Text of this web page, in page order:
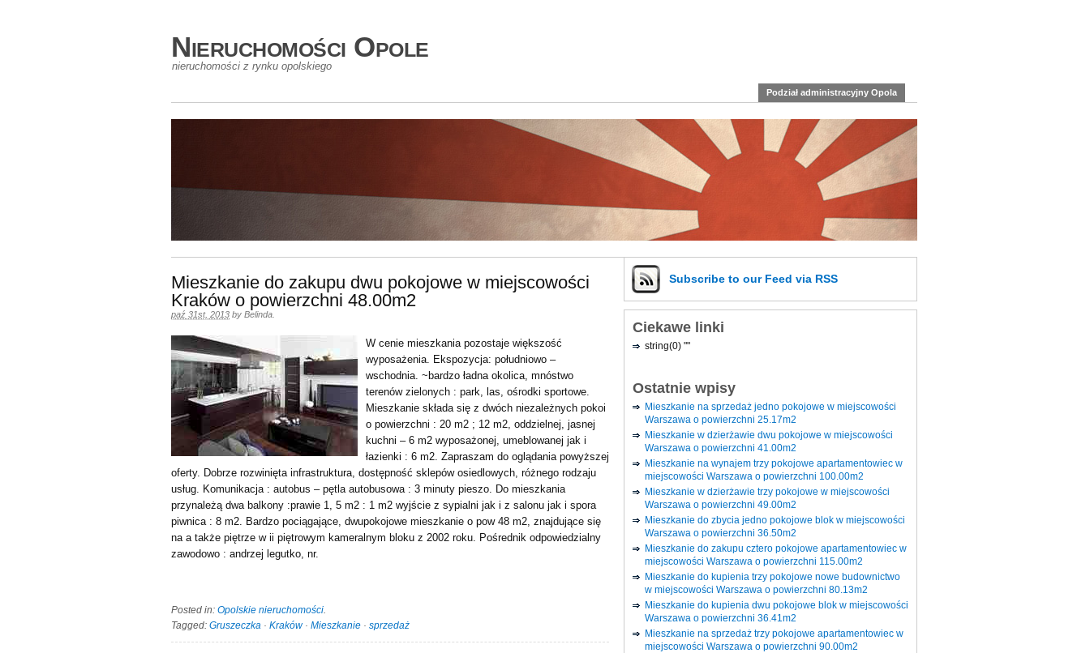
Nieruchomości Opole
nieruchomości z rynku opolskiego
Podział administracyjny Opola
Mieszkanie do zakupu dwu pokojowe w miejscowości
Kraków o powierzchni 48.00m2
paź 31st, 2013 by Belinda
W cenie mieszkania pozostaje większość
wyposażenia. Ekspozycja: południowo –
wschodnia. ~bardzo ładna okolica, mnóstwo
terenów zielonych : park, las, ośrodki sportowe.
Mieszkanie składa się z dwóch niezależnych pokoi
o powierzchni : 20 m2 ; 12 m2, oddzielnej, jasnej
kuchni – 6 m2 wyposażonej, umeblowanej jak i
łazienki : 6 m2. Zapraszam do oglądania powyższej
oferty. Dobrze rozwinięta infrastruktura, dostępność sklepów osiedlowych, różnego rodzaju
usług. Komunikacja : autobus – pętla autobusowa : 3 minuty pieszo. Do mieszkania
przynależą dwa balkony :prawie 1, 5 m2 : 1 m2 wyjście z sypialni jak i z salonu jak i spora
piwnica : 8 m2. Bardzo pociągające, dwupokojowe mieszkanie o pow 48 m2, znajdujące się
na a także piętrze w ii piętrowym kameralnym bloku z 2002 roku. Pośrednik odpowiedzialny
zawodowo : andrzej legutko, nr.
Posted in: Opolskie nieruchomości.
Tagged: Gruszeczka · Kraków· Mieszkanie · sprzedaż
Subscribe to our Feed via RSS
Ciekawe linki
string(0) ""
Ostatnie wpisy
Mieszkanie na sprzedaż jedno pokojowe w miejscowości
Warszawa o powierzchni 25.17m2
Mieszkanie w dzierżawie dwu pokojowe w miejscowości
Warszawa o powierzchni 41.00m2
Mieszkanie na wynajem trzy pokojowe apartamentowiec w
miejscowości Warszawa o powierzchni 100.00m2
Mieszkanie w dzierżawie trzy pokojowe w miejscowości
Warszawa o powierzchni 49.00m2
Mieszkanie do zbycia jedno pokojowe blok w miejscowości
Warszawa o powierzchni 36.50m2
Mieszkanie do zakupu cztero pokojowe apartamentowiec w
miejscowości Warszawa o powierzchni 115.00m2
Mieszkanie do kupienia trzy pokojowe nowe budownictwo
w miejscowości Warszawa o powierzchni 80.13m2
Mieszkanie do kupienia dwu pokojowe blok w miejscowości
Warszawa o powierzchni 36.41m2
Mieszkanie na sprzedaż trzy pokojowe apartamentowiec w
miejscowości Warszawa o powierzchni 90.00m2